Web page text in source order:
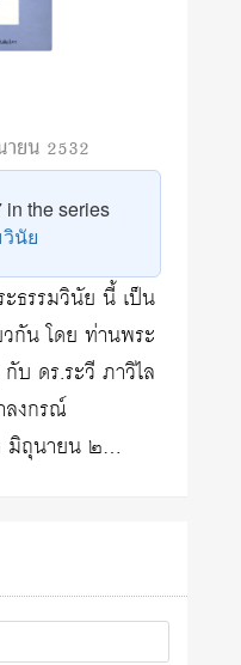
ยน 2532
in the series
นัย
ธรรมวินัย นี้ เป็น
กัน โดย ท่านพระ
บ ดร.ระวี ภาวิไล
งกรณ์
มิถุนายน ๒…